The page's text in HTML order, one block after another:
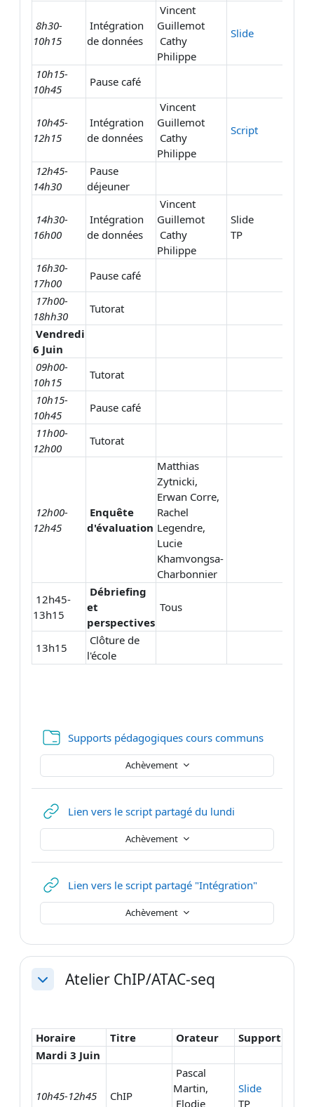
8h30-
10h15
Intégration
de données
Vincent
Guillemot
Cathy
Philippe
Slide
10h15-
10h45
Pause café
10h45-
12h15
Intégration
de données
Vincent
Guillemot
Cathy
Philippe
Script
12h45-
14h30
Pause
déjeuner
14h30-
16h00
Intégration
de données
Vincent
Guillemot
Cathy
Philippe
Slide
TP
16h30-
17h00
Pause café
17h00-
18hh30
Tutorat
Vendredi
6 Juin
09h00-
10h15
Tutorat
10h15-
10h45
Pause café
11h00-
12h00
Tutorat
12h00-
12h45
Enquête
d'évaluation
Matthias
Zytnicki,
Erwan Corre,
Rachel
Legendre,
Lucie
Khamvongsa-
Charbonnier
12h45-
13h15
Débriefing
et
perspectives
Tous
13h15
Clôture de
l'école
Supports pédagogiques cours communsDossier
Achèvement
Lien vers le script partagé du lundi
Achèvement
Lien vers le script partagé "Intégration"
Achèvement
ReplierAtelier ChIP/ATAC-seq
Horaire Titre Orateur
Support
Mardi 3 Juin
10h45-12h45 ChIP
Pascal
Martin,
Elodie
Slide
TP